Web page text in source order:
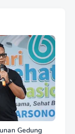
Gedung